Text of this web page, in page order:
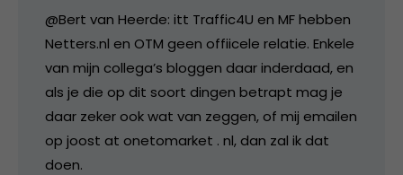
@Bert van Heerde: itt Traffic4U en MF hebben
Netters.nl en OTM geen offiicele relatie. Enkele
van mijn collega’s bloggen daar inderdaad, en
als je die op dit soort dingen betrapt mag je
daar zeker ook wat van zeggen, of mij emailen
op joost at onetomarket . nl, dan zal ik dat
doen.